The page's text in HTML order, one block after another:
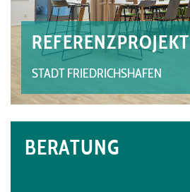
REFERENZPROJEKT
STADT FRIEDRICHSHAFEN
BERATUNG